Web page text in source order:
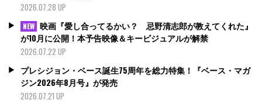
2026.07.28 UP
NEW 映画『愛し合ってるかい？ 忌野清志郎が教えてくれた』
が10月に公開！本予告映像＆キービジュアルが解禁
2026.07.22 UP
プレシジョン・ベース誕生75周年を総力特集！『ベース・マガ
ジン2026年8月号』が発売
2026.07.21 UP